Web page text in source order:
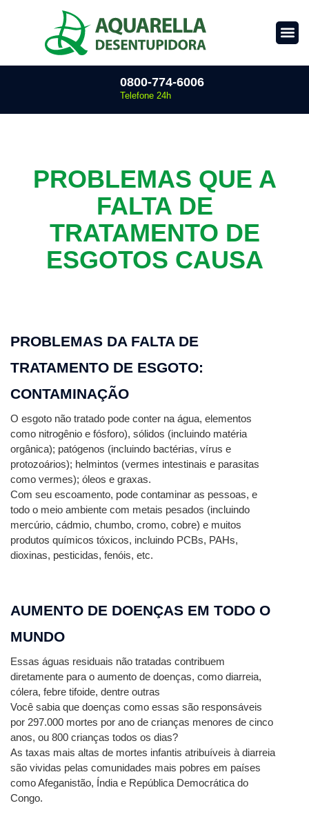
0800-774-6006
Telefone 24h
PROBLEMAS QUE A
FALTA DE
TRATAMENTO DE
ESGOTOS CAUSA
PROBLEMAS DA FALTA DE
TRATAMENTO DE ESGOTO:
CONTAMINAÇÃO
O esgoto não tratado pode conter na água, elementos
como nitrogênio e fósforo), sólidos (incluindo matéria
orgânica); patógenos (incluindo bactérias, vírus e
protozoários); helmintos (vermes intestinais e parasitas
como vermes); óleos e graxas.
Com seu escoamento, pode contaminar as pessoas, e
todo o meio ambiente com metais pesados ​​(incluindo
mercúrio, cádmio, chumbo, cromo, cobre) e muitos
produtos químicos tóxicos, incluindo PCBs, PAHs,
dioxinas, pesticidas, fenóis, etc.
AUMENTO DE DOENÇAS EM TODO O
MUNDO
Essas águas residuais não tratadas contribuem
diretamente para o aumento de doenças, como diarreia,
cólera, febre tifoide, dentre outras
Você sabia que doenças como essas são responsáveis ​​
por 297.000 mortes por ano de crianças menores de cinco
anos, ou 800 crianças todos os dias?
As taxas mais altas de mortes infantis atribuíveis à diarreia
são vividas pelas comunidades mais pobres em países
como Afeganistão, Índia e República Democrática do
Congo.